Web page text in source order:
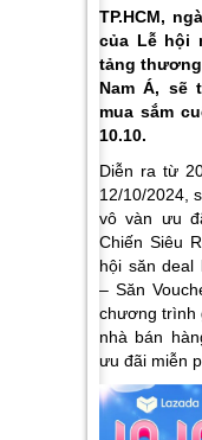
TP.HCM,
của Lễ hội
tảng
Nam Á, sẽ
mua sắm
10.10.
Diễn ra từ
12/10/2024,
vô vàn ưu
Chiến Siêu
hội săn
– Săn
chương trình
nhà bán
ưu đãi miễn